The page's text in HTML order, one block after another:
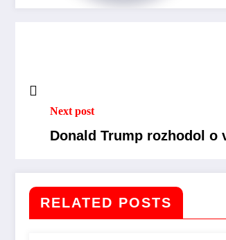
Next post
Donald Trump rozhodol o
RELATED POSTS